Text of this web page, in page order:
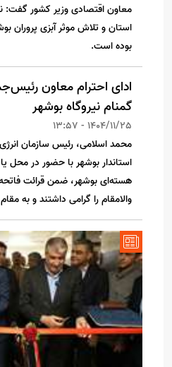
معاون اقتصادی وزیر کشور گفت:
استان و تلاش موثر آبزی پروران
بوده است.
ادای احترام معاون
گمنام نیروگاه بوشهر
1404/11/25 - 13:57
محمد اسلامی، رئیس سازمان انرژی
استاندار بوشهر با حضور در محل
هسته‌ای بوشهر، ضمن قرائت
والامقام را گرامی داشتند و به